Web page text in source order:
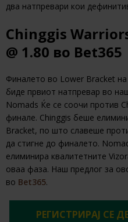
два натпревари кои
Chinggis
@ 1.80 во Bet365
Финалето во Lower Bracket
биде првиот натпревар во
Nomads Ќе се соочи против
финале. Chinggis беше
Bracket, по што славеше
да стигне до финалето.
елиминира квалитетните
оваа фаза. Наш предлог за
во Bet365.
РЕГИСТРИРАЈ СЕ